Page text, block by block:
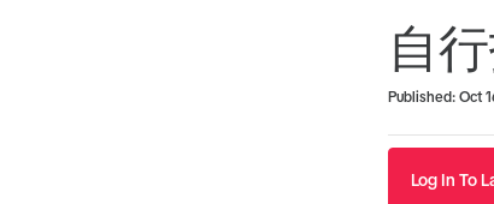
自
Published: Oct
Log In To